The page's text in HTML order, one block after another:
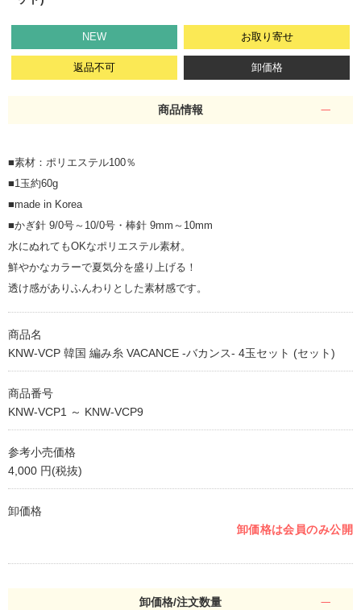
NEW お取り寄せ
返品不可 卸価格
商品情報
■素材：ポリエステル100％
■1玉約60g
■made in Korea
■かぎ針 9/0号～10/0号・棒針 9mm～10mm
水にぬれてもOKなポリエステル素材。
鮮やかなカラーで夏気分を盛り上げる！
透け感がありふんわりとした素材感です。
商品名
KNW-VCP 韓国 編み糸 VACANCE -バカンス- 4玉セット (セット)
商品番号
KNW-VCP1 ～ KNW-VCP9
参考小売価格
4,000 円(税抜)
卸価格
卸価格は会員のみ公開
卸価格/注文数量